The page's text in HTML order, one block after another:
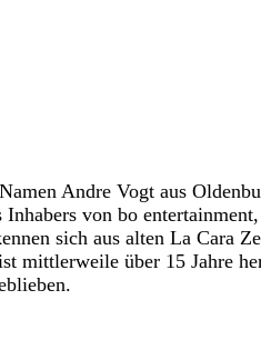
Andre Vogt aus
von bo
sich aus alten La Cara
mittlerweile über 15 Jahre